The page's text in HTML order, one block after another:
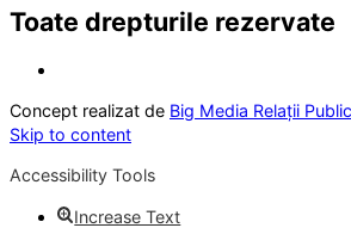
Toate drepturile rezervate
Concept realizat de Big Media Relații
Skip to content
Accessibility Tools
Increase Text